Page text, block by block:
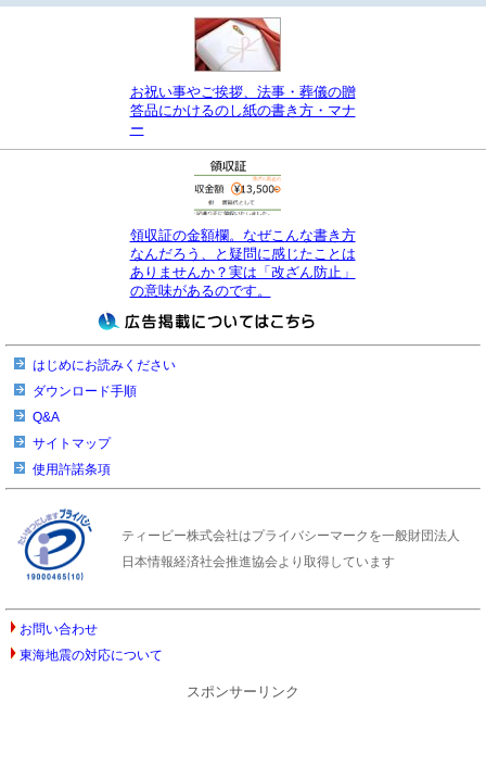
お祝い事やご挨拶、法事・葬儀の贈
答品にかけるのし紙の書き方・マナ
ー
領収証の金額欄。なぜこんな書き方
なんだろう、と疑問に感じたことは
ありませんか？実は「改ざん防止」
の意味があるのです。
はじめにお読みください
ダウンロード手順
Q&A
サイトマップ
使用許諾条項
ティービー株式会社はプライバシーマークを一般財団法人
日本情報経済社会推進協会より取得しています
お問い合わせ
東海地震の対応について
スポンサーリンク